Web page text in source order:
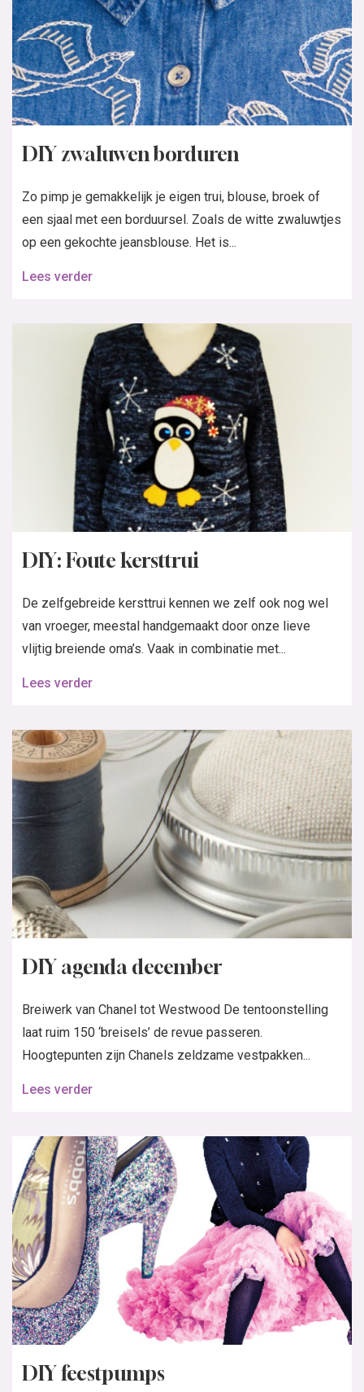
DIY zwaluwen borduren
Zo pimp je gemakkelijk je eigen trui, blouse, broek of
een sjaal met een borduursel. Zoals de witte zwaluwtjes
op een gekochte jeansblouse. Het is...
Lees verder
DIY: Foute kersttrui
De zelfgebreide kersttrui kennen we zelf ook nog wel
van vroeger, meestal handgemaakt door onze lieve
vlijtig breiende oma’s. Vaak in combinatie met...
Lees verder
DIY agenda december
Breiwerk van Chanel tot Westwood De tentoonstelling
laat ruim 150 ‘breisels’ de revue passeren.
Hoogtepunten zijn Chanels zeldzame vestpakken...
Lees verder
DIY feestpumps